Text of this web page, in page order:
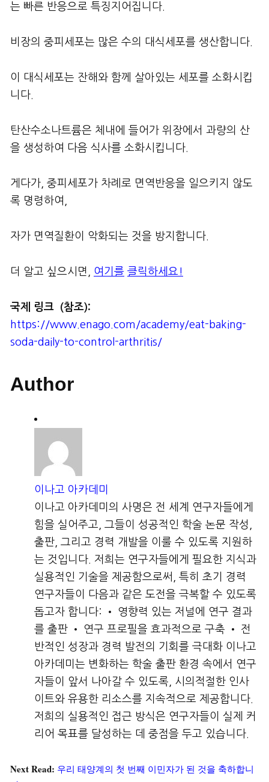
는 빠른 반응으로 특징지어집니다.
비장의 중피세포는 많은 수의 대식세포를 생산합니다.
이 대식세포는 잔해와 함께 살아있는 세포를 소화시킵
니다.
탄산수소나트륨은 체내에 들어가 위장에서 과량의 산
을 생성하여 다음 식사를 소화시킵니다.
게다가, 중피세포가 차례로 면역반응을 일으키지 않도
록 명령하여,
자가 면역질환이 악화되는 것을 방지합니다.
더 알고 싶으시면, 여기를 클릭하세요 !
국제 링크 (참조):
https://www.enago.com/academy/eat-baking-
soda-daily-to-control-arthritis/
Author
이나고 아카데미
이나고 아카데미의 사명은 전 세계 연구자들에게
힘을 실어주고, 그들이 성공적인 학술 논문 작성,
출판, 그리고 경력 개발을 이룰 수 있도록 지원하
는 것입니다. 저희는 연구자들에게 필요한 지식과
실용적인 기술을 제공함으로써, 특히 초기 경력
연구자들이 다음과 같은 도전을 극복할 수 있도록
돕고자 합니다: • 영향력 있는 저널에 연구 결과
를 출판 • 연구 프로필을 효과적으로 구축 • 전
반적인 성장과 경력 발전의 기회를 극대화 이나고
아카데미는 변화하는 학술 출판 환경 속에서 연구
자들이 앞서 나아갈 수 있도록, 시의적절한 인사
이트와 유용한 리소스를 지속적으로 제공합니다.
저희의 실용적인 접근 방식은 연구자들이 실제 커
리어 목표를 달성하는 데 중점을 두고 있습니다.
Next Read: 우리 태양계의 첫 번째 이민자가 된 것을 축하합니